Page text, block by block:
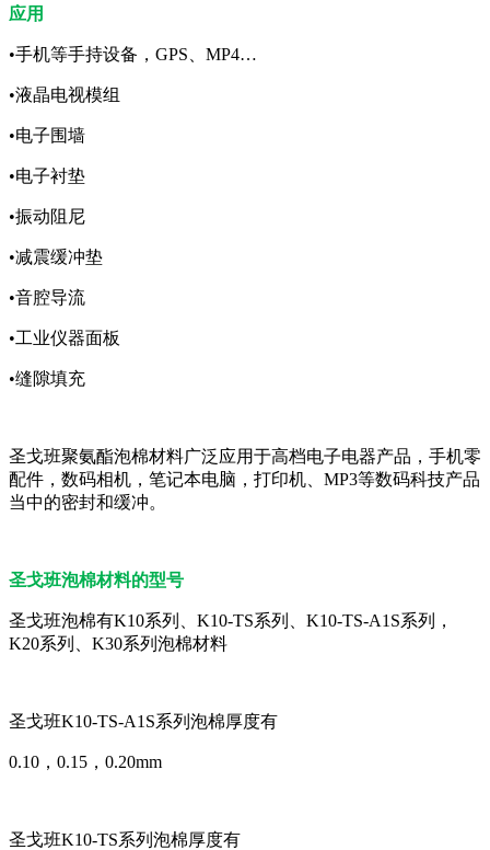
应用
•手机等手持设备，GPS、MP4…
•液晶电视模组
•电子围墙
•电子衬垫
•振动阻尼
•减震缓冲垫
•音腔导流
•工业仪器面板
•缝隙填充
圣戈班聚氨酯泡棉材料广泛应用于高档电子电器产品，手机零
配件，数码相机，笔记本电脑，打印机、MP3等数码科技产品
当中的密封和缓冲。
圣戈班泡棉材料的型号
圣戈班泡棉有K10系列、K10-TS系列、K10-TS-A1S系列，
K20系列、K30系列泡棉材料
圣戈班K10-TS-A1S系列泡棉厚度有
0.10，0.15，0.20mm
圣戈班K10-TS系列泡棉厚度有